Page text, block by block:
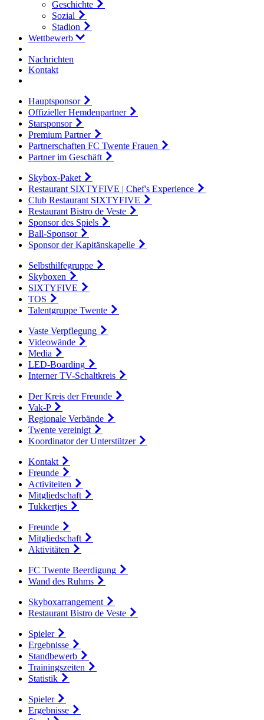
Geschichte
Sozial
Stadion
Wettbewerb
Nachrichten
Kontakt
Hauptsponsor
Offizieller Hemdenpartner
Starsponsor
Premium Partner
Partnerschaften FC Twente Frauen
Partner im Geschäft
Skybox-Paket
Restaurant SIXTYFIVE | Chef's Experience
Club Restaurant SIXTYFIVE
Restaurant Bistro de Veste
Sponsor des Spiels
Ball-Sponsor
Sponsor der Kapitänskapelle
Selbsthilfegruppe
Skyboxen
SIXTYFIVE
TOS
Talentgruppe Twente
Vaste Verpflegung
Videowände
Media
LED-Boarding
Interner TV-Schaltkreis
Der Kreis der Freunde
Vak-P
Regionale Verbände
Twente vereinigt
Koordinator der Unterstützer
Kontakt
Freunde
Activiteiten
Mitgliedschaft
Tukkertjes
Freunde
Mitgliedschaft
Aktivitäten
FC Twente Beerdigung
Wand des Ruhms
Skyboxarrangement
Restaurant Bistro de Veste
Spieler
Ergebnisse
Standbewerb
Trainingszeiten
Statistik
Spieler
Ergebnisse